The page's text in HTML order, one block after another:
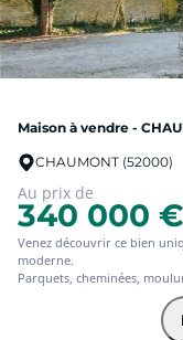
Les informations sur les
sur le site Géorisques :
Maison à vendre -
CHAUMONT (52000)
Au prix de
340 000 €
Venez découvrir ce bien
moderne.
Parquets, cheminées,
Ses pompes à chaleur et
d'optimiser vos
exposition et sa vue